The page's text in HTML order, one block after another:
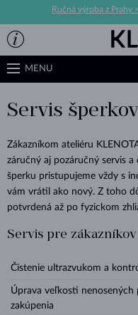
Ručná výroba z Prahy >
MENU
Servis
Zákazníkom ateliéru
záručný aj pozáručný servis
šperku pristupujeme vždy s
vám vrátil ako nový. Z toho
potvrdená až po fyzickom
Servis pre
Čistenie ultrazvukom a
Úprava veľkosti
zakúpenia